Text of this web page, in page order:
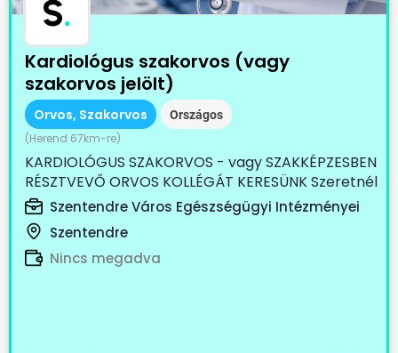
S.
Kardiológus szakorvos (vagy
szakorvos jelölt)
Orvos, Szakorvos Országos
(Herend 67km-re)
KARDIOLÓGUS SZAKORVOS - vagy SZAKKÉPZESBEN
RÉSZTVEVŐ ORVOS KOLLÉGÁT KERESÜNK Szeretnél
egy...Szentendre Város Egészségügyi Intézményei
Szentendre
Nincs megadva